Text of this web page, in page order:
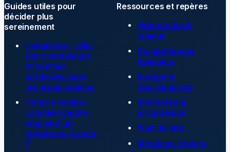
Guides utiles pour
décider plus
sereinement
Committee : rôle,
fonctionnement
et bonnes
pratiques dans
les organisations
Notaire salaire :
combien gagne
vraiment un
notaire en france
?
Ressources et repères
Orientation &
emploi
Compétences
business
Budget &
décisions pro
Méthodes &
progression
Plan de site
Mentions légales